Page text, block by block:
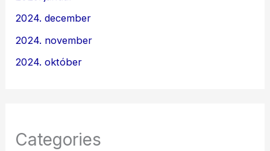
2024. december
2024. november
2024. október
Categories